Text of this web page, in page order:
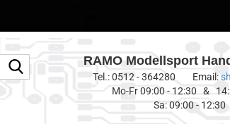
RAMO Modellsport
Tel.: 0512 - 364280 Email:
Mo-Fr 09:00 - 12:30 &
Sa: 09:00 - 12:30